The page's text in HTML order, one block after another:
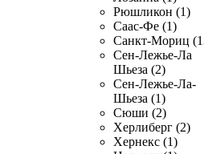
Рюшликон (1)
Саас-Фе (1)
Санкт-Мориц
Сен-Лежье-Ла
Шьеза (2)
Сен-Лежье-Ла-
Шьеза (1)
Сюши (2)
Херлиберг (2)
Хернекс (1)